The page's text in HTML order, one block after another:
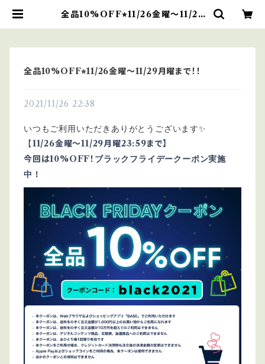
全品10%OFF⭐︎11/26金曜〜11/29
全品10%OFF⭐︎11/26金曜〜11/29月曜まで！！
2021/11/26 22:38
いつもご利用いただきありがとうございます✨
【11/26金曜〜11/29月曜23:59まで】
今回は10%OFF！ ブラックフライデークーポン実施
中！